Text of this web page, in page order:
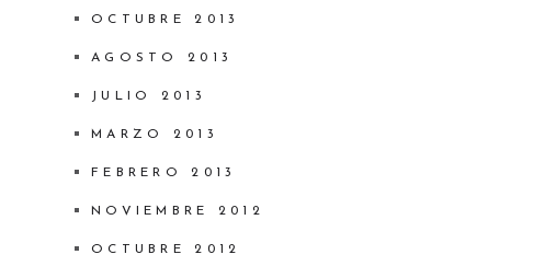
OCTUBRE 2013
AGOSTO 2013
JULIO 2013
MARZO 2013
FEBRERO 2013
NOVIEMBRE 2012
OCTUBRE 2012